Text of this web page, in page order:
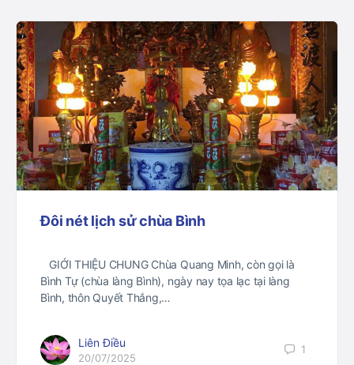
Đôi nét lịch sử chùa Bình
GIỚI THIỆU CHUNG Chùa Quang Minh, còn gọi là
Bình Tự (chùa làng Bình), ngày nay tọa lạc tại làng
Bình, thôn Quyết Thắng,…
Liên Điều
20/07/2025
1